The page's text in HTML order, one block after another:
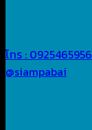
โทร : 0925465956
@siampabai